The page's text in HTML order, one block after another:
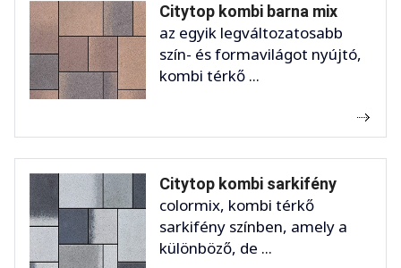
Citytop kombi barna mix
az egyik legváltozatosabb
szín- és formavilágot nyújtó,
kombi térkő ...
Citytop kombi sarkifény
colormix, kombi térkő
sarkifény színben, amely a
különböző, de ...